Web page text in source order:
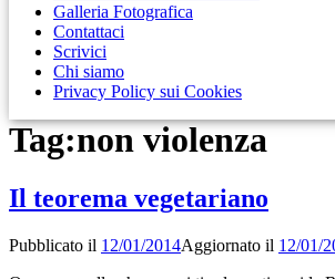
Galleria Fotografica
Contattaci
Scrivici
Chi siamo
Privacy Policy sui Cookies
Tag:non violenza
Il teorema vegetariano
Pubblicato il 12/01/2014Aggiornato il 12/01/